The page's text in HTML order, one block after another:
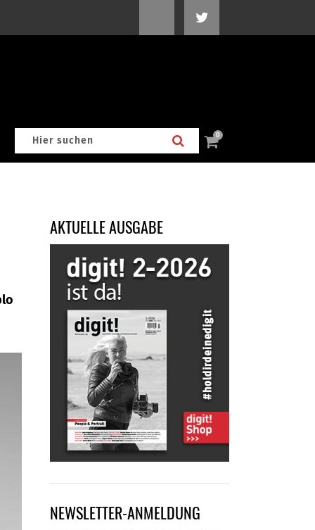
0
AKTUELLE AUSGABE
NEWSLETTER-ANMELDUNG